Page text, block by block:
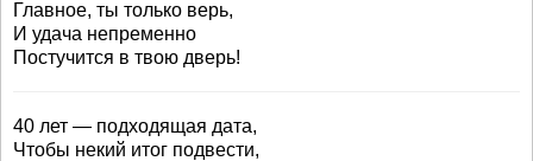
Главное, ты только верь,
И удача непременно
Постучится в твою дверь!
40 лет — подходящая дата,
Чтобы некий итог подвести,